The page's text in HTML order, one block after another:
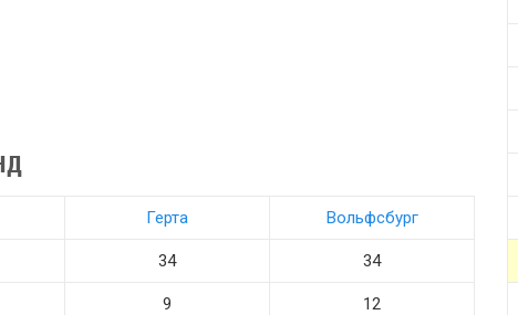
Герта Вольфсбург
34 34
9 12